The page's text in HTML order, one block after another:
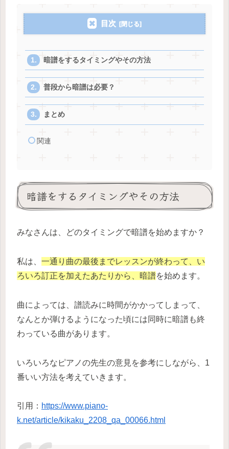
目次
暗譜をするタイミングやその方法
普段から暗譜は必要？
まとめ
関連
暗譜をするタイミングやその方法
みなさんは、どのタイミングで暗譜を始めますか？
私は、 一通り曲の最後までレッスンが終わって、い
ろいろ訂正を加えたあたりから、暗譜を始めます。
曲によっては、譜読みに時間がかかってしまって、
なんとか弾けるようになった頃には同時に暗譜も終
わっている曲があります。
いろいろなピアノの先生の意見を参考にしながら、1
番いい方法を考えていきます。
引用： https://www.piano-
k.net/article/kikaku_2208_qa_00066.html